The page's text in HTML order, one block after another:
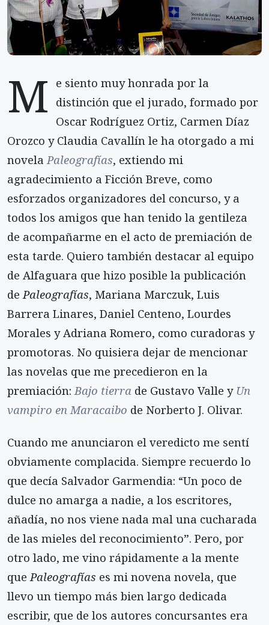
M e siento muy honrada por la
distinción que el jurado, formado por
Oscar Rodríguez Ortiz, Carmen Díaz
Orozco y Claudia Cavallín le ha otorgado a mi
novela Paleografías, extiendo mi
agradecimiento a Ficción Breve, como
esforzados organizadores del concurso, y a
todos los amigos que han tenido la gentileza
de acompañarme en el acto de premiación de
esta tarde. Quiero también destacar al equipo
de Alfaguara que hizo posible la publicación
de Paleografías, Mariana Marczuk, Luis
Barrera Linares, Daniel Centeno, Lourdes
Morales y Adriana Romero, como curadoras y
promotoras. No quisiera dejar de mencionar
las novelas que me precedieron en la
premiación: Bajo tierra de Gustavo Valle y Un
vampiro en Maracaibo de Norberto J. Olivar.
Cuando me anunciaron el veredicto me sentí
obviamente complacida. Siempre recuerdo lo
que decía Salvador Garmendia: “Un poco de
dulce no amarga a nadie, a los escritores,
añadía, no nos viene nada mal una cucharada
de las mieles del reconocimiento”. Pero, por
otro lado, me vino rápidamente a la mente
quePaleografías es mi novena novela, que
llevo un tiempo más bien largo dedicada
escribir, que de los autores concursantes era